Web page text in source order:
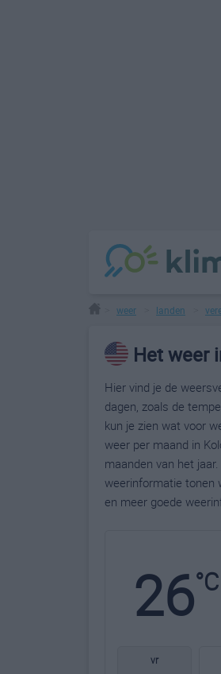
weer landen
Het weer
Hier vind je de
dagen, zoals de
kun je zien wat voor
weer per maand in
maanden van het
weerinformatie tonen
en meer goede
26°C
vr